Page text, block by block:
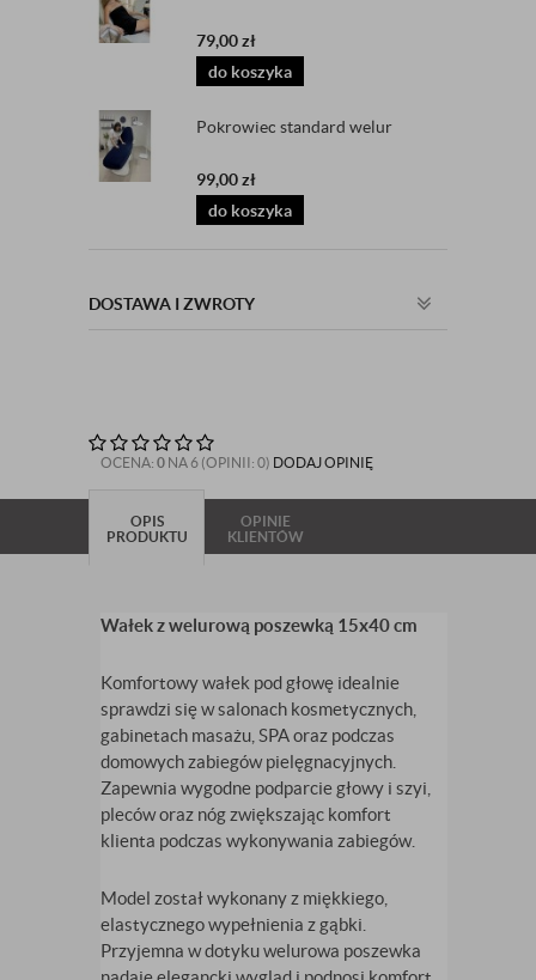
79,00zł
do koszyka
Pokrowiec standard welur
99,00zł
do koszyka
DOSTAWA I ZWROTY
OCENA: 0 NA 6 (OPINII: 0) DODAJ OPINIĘ
OPIS
PRODUKTU
OPINIE
KLIENTÓW
Wałek z welurową poszewką 15x40 cm
Komfortowy wałek pod głowę idealnie
sprawdzi się w salonach kosmetycznych,
gabinetach masażu, SPA oraz podczas
domowych zabiegów pielęgnacyjnych.
Zapewnia wygodne podparcie głowy i szyi,
pleców oraz nóg zwiększając komfort
klienta podczas wykonywania zabiegów.
Model został wykonany z miękkiego,
elastycznego wypełnienia z gąbki.
Przyjemna w dotyku welurowa poszewka